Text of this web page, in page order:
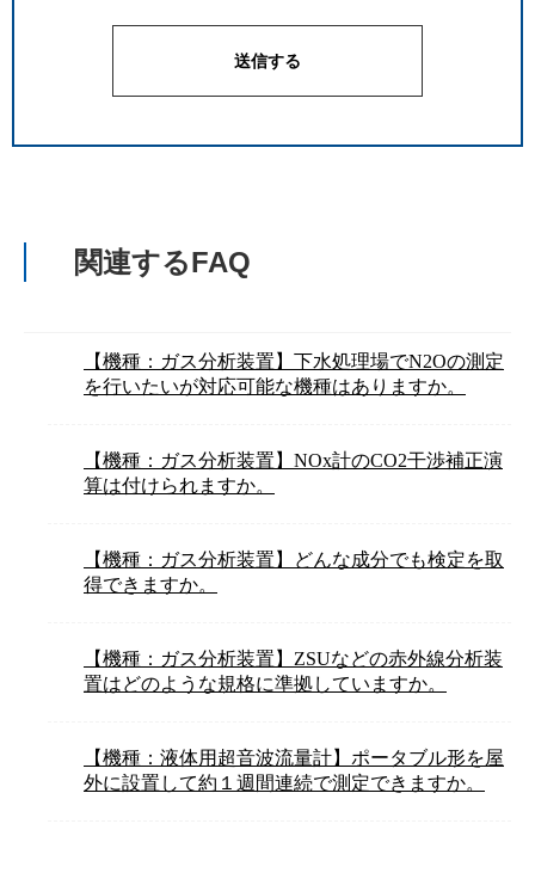
関連するFAQ
【機種：ガス分析装置】下水処理場でN2Oの測定
を行いたいが対応可能な機種はありますか。
【機種：ガス分析装置】NOx計のCO2干渉補正演
算は付けられますか。
【機種：ガス分析装置】どんな成分でも検定を取
得できますか。
【機種：ガス分析装置】ZSUなどの赤外線分析装
置はどのような規格に準拠していますか。
【機種：液体用超音波流量計】ポータブル形を屋
外に設置して約１週間連続で測定できますか。